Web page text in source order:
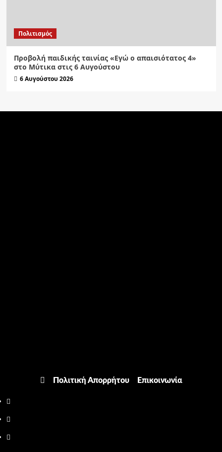
Πολιτισμός
Προβολή παιδικής ταινίας «Εγώ ο απαισιότατος 4»
στο Μύτικα στις 6 Αυγούστου
6 Αυγούστου 2026
Πολιτική Απορρήτου Επικοινωνία
Facebook
Twitter
Youtube